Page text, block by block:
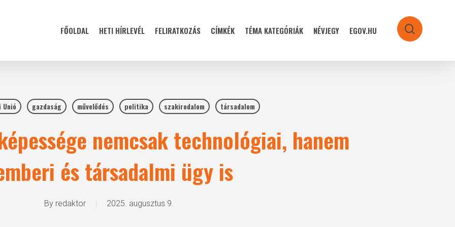
FŐOLDAL HETI HÍRLEVÉL FELIRATKOZÁS CÍMKÉK TÉMA KATEGÓRIÁK NÉVJEGY EGOV.HU search
Unió gazdaság művelődés politika szakirodalom társadalom
nemcsak technológiai, hanem
és társadalmi ügy is
By redaktor 2025. augusztus 9.